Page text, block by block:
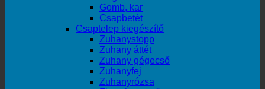
Gomb, kar
Csapbetét
Csaptelep kiegészítő
Zuhanystopp
Zuhany áttét
Zuhany gégecső
Zuhanyfej
Zuhanyrózsa